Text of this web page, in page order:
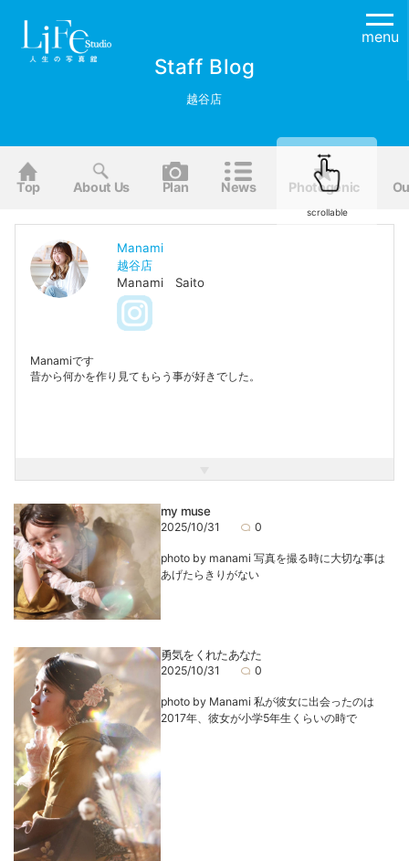
menu
Staff Blog
越谷店
Top About Us Plan News Photogenic
scrollable
Manami
越谷店
Manami Saito
Manamiです
昔から何かを作り見てもらう事が好きでした。
楽しい時間をすごせるようにがんばります！
my muse
2025/10/31 0
photo by manami 写真を撮る時に大切な事は
あげたらきりがない
勇気をくれたあなた
2025/10/31 0
photo by Manami 私が彼女に出会ったのは
2017年、彼女が小学5年生くらいの時で